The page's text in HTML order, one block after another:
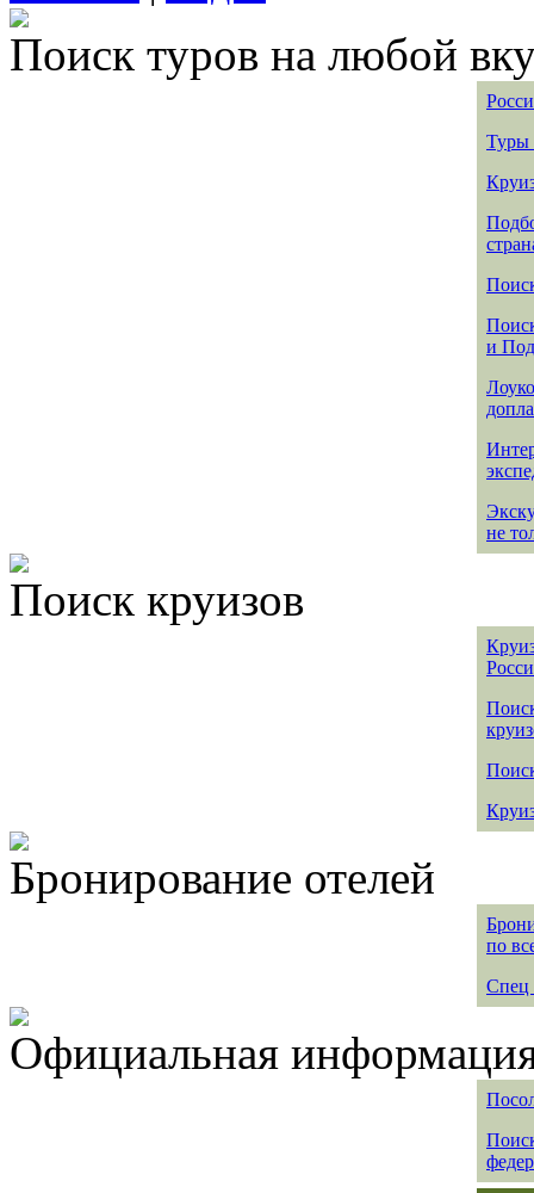
Поиск туров на любой
Туры
и
не
Поиск круизов
Бронирование отелей
по
Спец
Официальная